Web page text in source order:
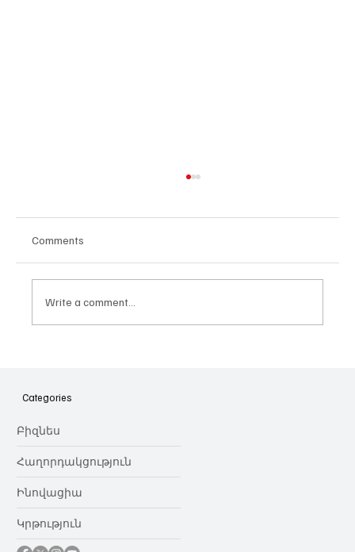
նվիրում որոշում
Comments
Write a comment...
Categories
Բիզնես
Հաղորդակցություն
Ինովացիա
Կրթություն